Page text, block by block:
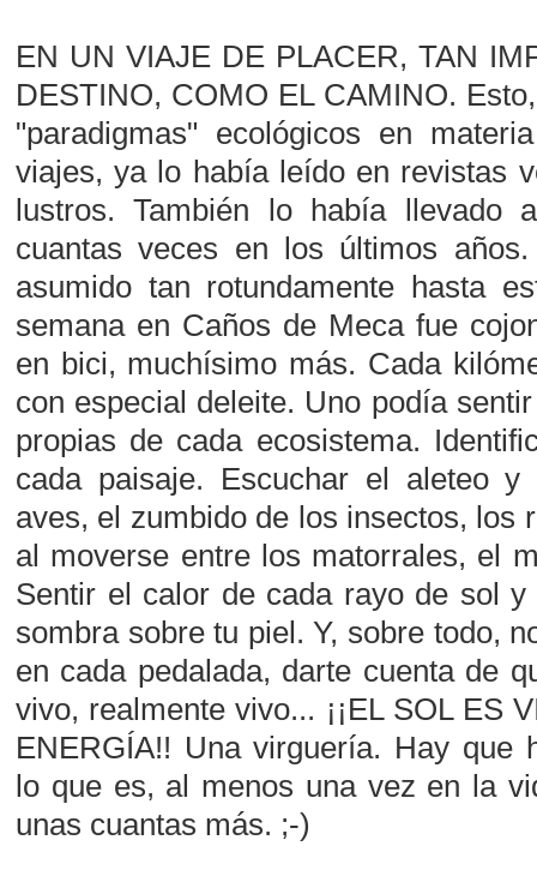
EN UN VIAJE DE PLACER, TAN
DESTINO, COMO EL CAMINO.
"paradigmas" ecológicos en
viajes, ya lo había leído en revistas
lustros. También lo había llevado
cuantas veces en los últimos
asumido tan rotundamente hasta
semana en Caños de Meca fue
en bici, muchísimo más. Cada
con especial deleite. Uno podía
propias de cada ecosistema.
cada paisaje. Escuchar el aleteo
aves, el zumbido de los insectos, los
al moverse entre los matorrales, el
Sentir el calor de cada rayo de sol
sombra sobre tu piel. Y, sobre todo,
en cada pedalada, darte cuenta de
vivo, realmente vivo... ¡¡EL SOL ES
ENERGÍA!! Una virguería. Hay que
lo que es, al menos una vez en la
unas cuantas más. ;-)